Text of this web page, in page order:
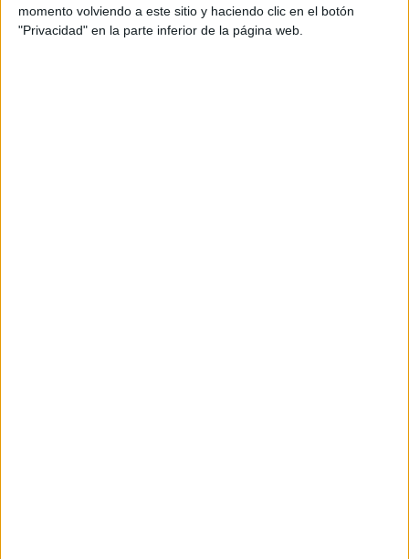
momento volviendo a este sitio y haciendo clic en el botón
"Privacidad" en la parte inferior de la página web.
Directora de arte: Cristina Fernandez